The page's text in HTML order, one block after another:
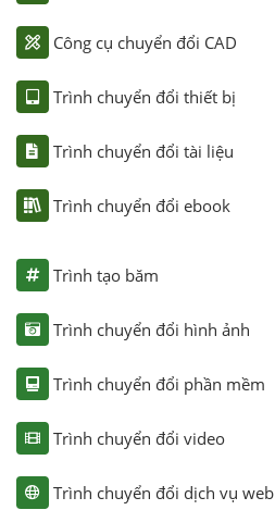
Công cụ chuyển đổi CAD
Trình chuyển đổi thiết bị
Trình chuyển đổi tài liệu
Trình chuyển đổi ebook
Trình tạo băm
Trình chuyển đổi hình ảnh
Trình chuyển đổi phần mềm
Trình chuyển đổi video
Trình chuyển đổi dịch vụ web